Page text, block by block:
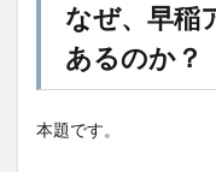
なぜ、早稲
あるのか？
本題です。